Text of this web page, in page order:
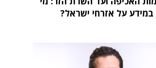
במידע על אזרחי ישראל?